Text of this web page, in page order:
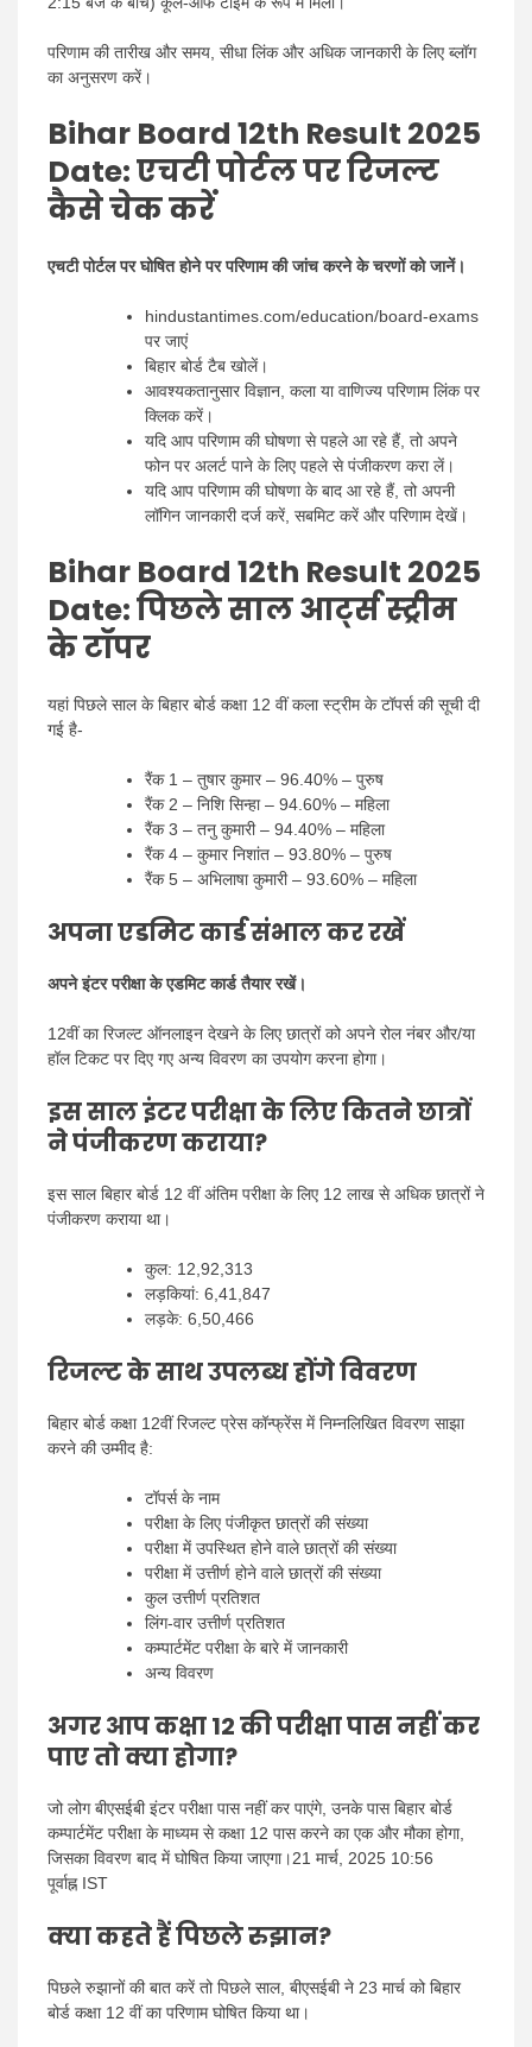
परिणाम की तारीख और समय, सीधा लिंक और अधिक जानकारी के लिए ब्लॉग
का अनुसरण करें।
Bihar Board 12th Result 2025
Date: एचटी पोर्टल पर रिजल्ट
कैसे चेक करें
एचटी पोर्टल पर घोषित होने पर परिणाम की जांच करने के चरणों को जानें।
hindustantimes.com/education/board-exams
पर जाएं
बिहार बोर्ड टैब खोलें।
आवश्यकतानुसार विज्ञान, कला या वाणिज्य परिणाम लिंक पर
क्लिक करें।
यदि आप परिणाम की घोषणा से पहले आ रहे हैं, तो अपने
फोन पर अलर्ट पाने के लिए पहले से पंजीकरण करा लें।
यदि आप परिणाम की घोषणा के बाद आ रहे हैं, तो अपनी
लॉगिन जानकारी दर्ज करें, सबमिट करें और परिणाम देखें।
Bihar Board 12th Result 2025
Date: पिछले साल आर्ट्स स्ट्रीम
के टॉपर
यहां पिछले साल के बिहार बोर्ड कक्षा 12 वीं कला स्ट्रीम के टॉपर्स की सूची दी
गई है-
रैंक 1 – तुषार कुमार – 96.40% – पुरुष
रैंक 2 – निशि सिन्हा – 94.60% – महिला
रैंक 3 – तनु कुमारी – 94.40% – महिला
रैंक 4 – कुमार निशांत – 93.80% – पुरुष
रैंक 5 – अभिलाषा कुमारी – 93.60% – महिला
अपना एडमिट कार्ड संभाल कर रखें
अपने इंटर परीक्षा के एडमिट कार्ड तैयार रखें।
12वीं का रिजल्ट ऑनलाइन देखने के लिए छात्रों को अपने रोल नंबर और/या
हॉल टिकट पर दिए गए अन्य विवरण का उपयोग करना होगा।
इस साल इंटर परीक्षा के लिए कितने छात्रों
ने पंजीकरण कराया?
इस साल बिहार बोर्ड 12 वीं अंतिम परीक्षा के लिए 12 लाख से अधिक छात्रों ने
पंजीकरण कराया था।
कुल: 12,92,313
लड़कियां: 6,41,847
लड़के: 6,50,466
रिजल्ट के साथ उपलब्ध होंगे विवरण
बिहार बोर्ड कक्षा 12वीं रिजल्ट प्रेस कॉन्फ्रेंस में निम्नलिखित विवरण साझा
करने की उम्मीद है:
टॉपर्स के नाम
परीक्षा के लिए पंजीकृत छात्रों की संख्या
परीक्षा में उपस्थित होने वाले छात्रों की संख्या
परीक्षा में उत्तीर्ण होने वाले छात्रों की संख्या
कुल उत्तीर्ण प्रतिशत
लिंग-वार उत्तीर्ण प्रतिशत
कम्पार्टमेंट परीक्षा के बारे में जानकारी
अन्य विवरण
अगर आप कक्षा 12 की परीक्षा पास नहीं कर
पाए तो क्या होगा?
जो लोग बीएसईबी इंटर परीक्षा पास नहीं कर पाएंगे, उनके पास बिहार बोर्ड
कम्पार्टमेंट परीक्षा के माध्यम से कक्षा 12 पास करने का एक और मौका होगा,
जिसका विवरण बाद में घोषित किया जाएगा।21 मार्च, 2025 10:56
पूर्वाह्न IST
क्या कहते हैं पिछले रुझान?
पिछले रुझानों की बात करें तो पिछले साल, बीएसईबी ने 23 मार्च को बिहार
बोर्ड कक्षा 12 वीं का परिणाम घोषित किया था।